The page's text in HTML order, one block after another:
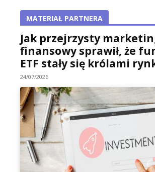
MATERIAŁ PARTNERA
Jak przejrzysty
finansowy sprawił, że
ETF stały się królami
24/07/2026